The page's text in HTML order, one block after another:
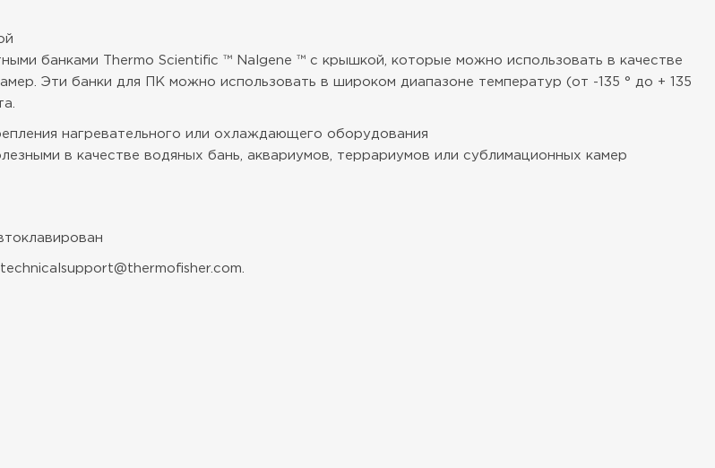
банками Thermo Scientific ™ Nalgene ™ с крышкой, которые можно использовать в качестве
Эти банки для ПК можно использовать в широком диапазоне температур (от -135 ° до + 135
нагревательного или охлаждающего оборудования
в качестве водяных бань, аквариумов, террариумов или сублимационных камер